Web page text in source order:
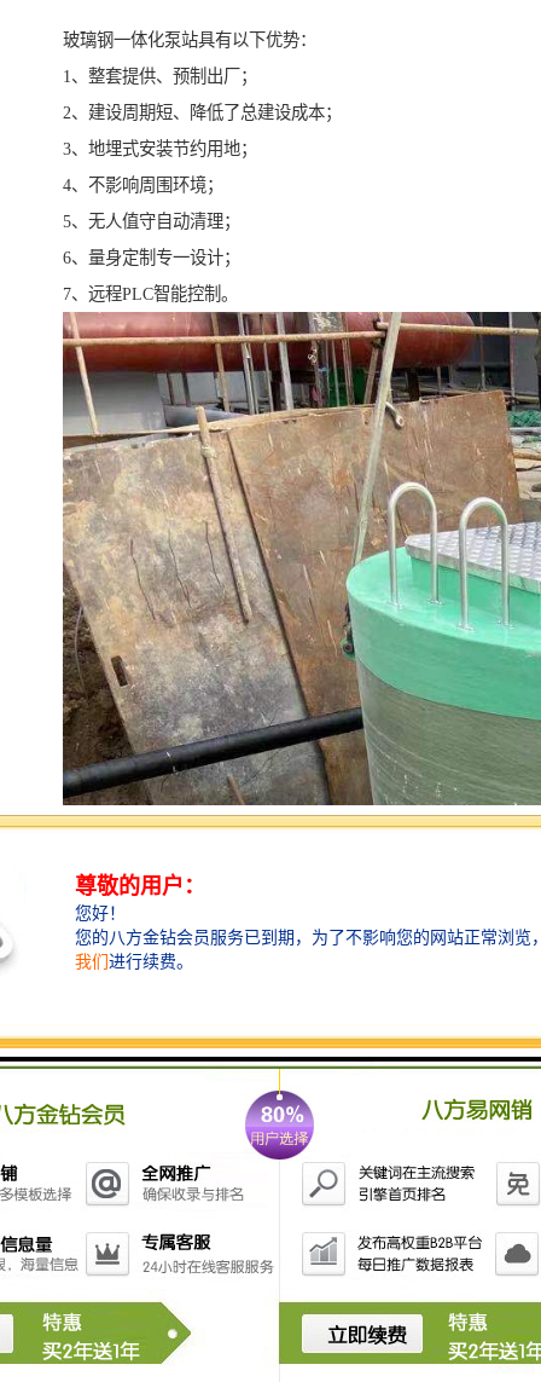
玻璃钢一体化泵站具有以下优势：
1、整套提供、预制出厂；
2、建设周期短、降低了总建设成本；
3、地埋式安装节约用地；
4、不影响周围环境；
5、无人值守自动清理；
6、量身定制专一设计；
7、远程PLC智能控制。